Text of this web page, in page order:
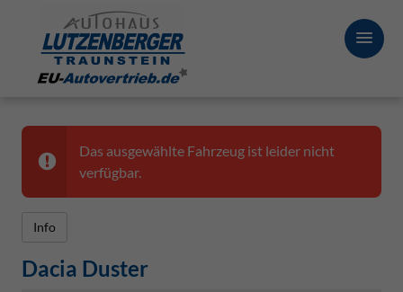
Das ausgewählte Fahrzeug ist leider nicht
verfügbar.
Info
Dacia Duster